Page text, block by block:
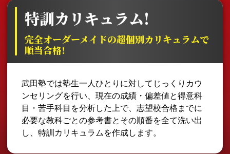
特訓カリキュラム!
完全オーダーメイドの超個別カリキュラムで
順当合格!
武田塾では塾生一人ひとりに対してじっくりカウ
ンセリングを行い、現在の成績・偏差値と得意科
目・苦手科目を分析した上で、志望校合格までに
必要な教科ごとの参考書とその順番を全て洗い出
し、特訓カリキュラムを作成します。